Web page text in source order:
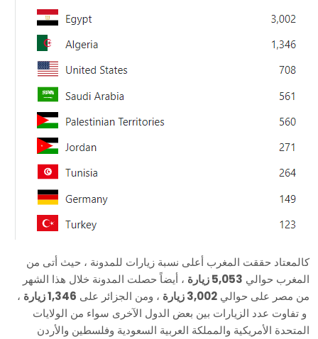
كالمعتاد حققت المغرب أعلى نسبة زيارات للمدونة ، حيث أتى من
المغرب حوالي 5,053 زيارة
، أيضاً حصلت المدونة خلال هذا الشهر
من مصر على حوالي 3,002 زيارة ، ومن الجزائر على 1,346 زيارة
،
و تفاوت عدد الزيارات بين بعض الدول الآخرى سواء من الولايات
المتحدة الأمريكية والمملكة العربية السعودية وفلسطين والأردن